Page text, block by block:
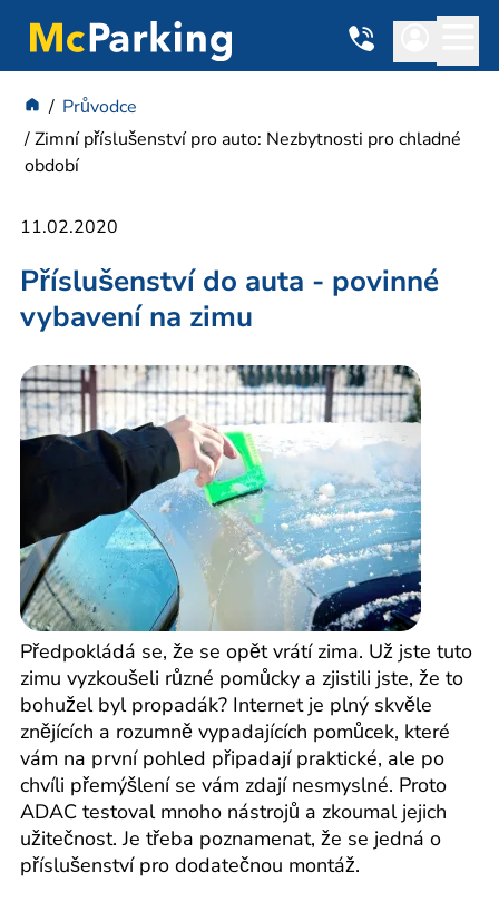
Průvodce
Zimní příslušenství pro auto: Nezbytnosti pro chladné
období
11.02.2020
Příslušenství do auta - povinné
vybavení na zimu
Předpokládá se, že se opět vrátí zima. Už jste tuto
zimu vyzkoušeli různé pomůcky a zjistili jste, že to
bohužel byl propadák? Internet je plný skvěle
znějících a rozumně vypadajících pomůcek, které
vám na první pohled připadají praktické, ale po
chvíli přemýšlení se vám zdají nesmyslné. Proto
ADAC testoval mnoho nástrojů a zkoumal jejich
užitečnost. Je třeba poznamenat, že se jedná o
příslušenství pro dodatečnou montáž.